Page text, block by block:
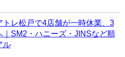
トレ松戸で4店舗が一時休業、3
｜SM2・ハニーズ・JINSなど順
ル